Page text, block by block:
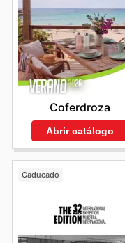
Coferdroza
Abrir catálogo
Caducado